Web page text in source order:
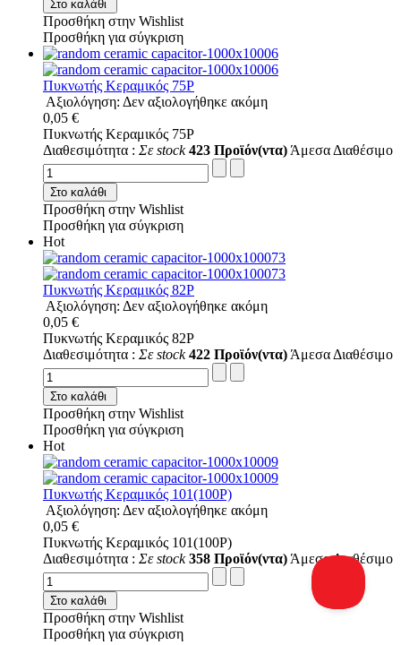
Στο καλάθι
Προσθήκη στην Wishlist
Προσθήκη για σύγκριση
Πυκνωτής Κεραμικός 75P
Αξιολόγηση: Δεν αξιολογήθηκε ακόμη
0,05 €
Πυκνωτής Κεραμικός 75P
Διαθεσιμότητα : Σε stock 423 Προϊόν(ντα) Άμεσα Διαθέσιμο
Στο καλάθι
Προσθήκη στην Wishlist
Προσθήκη για σύγκριση
Hot
Πυκνωτής Κεραμικός 82P
Αξιολόγηση: Δεν αξιολογήθηκε ακόμη
0,05 €
Πυκνωτής Κεραμικός 82P
Διαθεσιμότητα : Σε stock 422 Προϊόν(ντα) Άμεσα Διαθέσιμο
Στο καλάθι
Προσθήκη στην Wishlist
Προσθήκη για σύγκριση
Hot
Πυκνωτής Κεραμικός 101(100P)
Αξιολόγηση: Δεν αξιολογήθηκε ακόμη
0,05 €
Πυκνωτής Κεραμικός 101(100P)
Διαθεσιμότητα : Σε stock 358 Προϊόν(ντα) Άμεσα Διαθέσιμο
Στο καλάθι
Προσθήκη στην Wishlist
Προσθήκη για σύγκριση